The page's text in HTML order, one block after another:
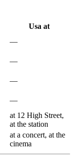
Usa at
—
—
—
—
at 12 High Street,
at the station
at a concert, at the
cinema